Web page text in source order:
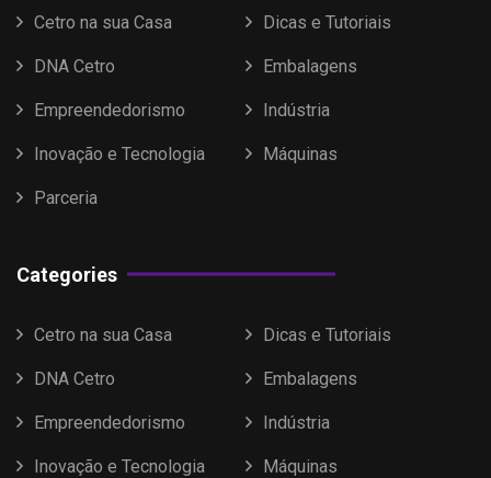
Cetro na sua Casa Dicas e Tutoriais
DNA Cetro Embalagens
Empreendedorismo Indústria
Inovação e Tecnologia Máquinas
Parceria
Categories
Cetro na sua Casa Dicas e Tutoriais
DNA Cetro Embalagens
Empreendedorismo Indústria
Inovação e Tecnologia Máquinas